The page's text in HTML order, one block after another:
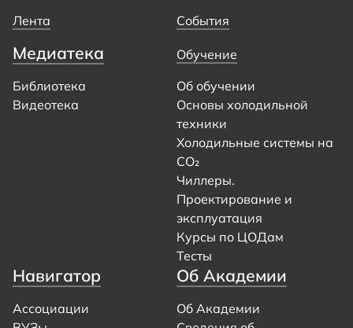
Лента События
Медиатека
Библиотека
Видеотека
Обучение
Об обучении
Основы холодильной
техники
Холодильные системы на
CO₂
Чиллеры.
Проектирование и
эксплуатация
Курсы по ЦОДам
Тесты
Навигатор
Ассоциации
Об Академии
Об Академии